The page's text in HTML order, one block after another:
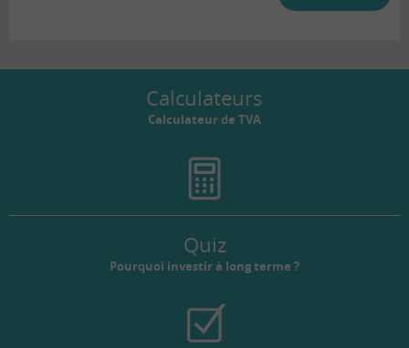
Calculateurs
Calculateur de TVA
Quiz
Pourquoi investir à long terme ?